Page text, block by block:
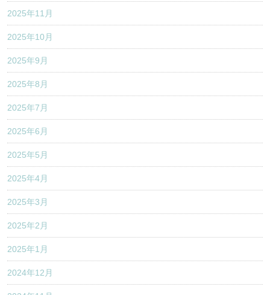
2025年11月
2025年10月
2025年9月
2025年8月
2025年7月
2025年6月
2025年5月
2025年4月
2025年3月
2025年2月
2025年1月
2024年12月